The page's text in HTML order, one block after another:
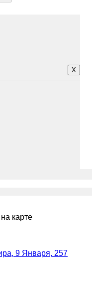
X
карте